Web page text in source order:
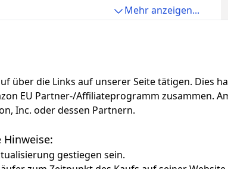
einschließlich einer 2-Jahres-Garantie.Mehr anzeigen...
über die Links auf unserer Seite tätigen. Dies
EU Partner-/Affiliateprogramm zusammen.
Inc. oder dessen Partnern.
gestiegen sein.